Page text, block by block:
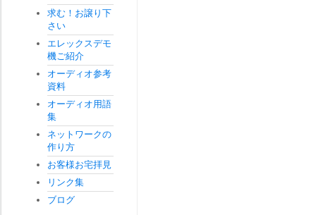
求む！お譲り下
さい
エレックスデモ
機ご紹介
オーディオ参考
資料
オーディオ用語
集
ネットワークの
作り方
お客様お宅拝見
リンク集
ブログ